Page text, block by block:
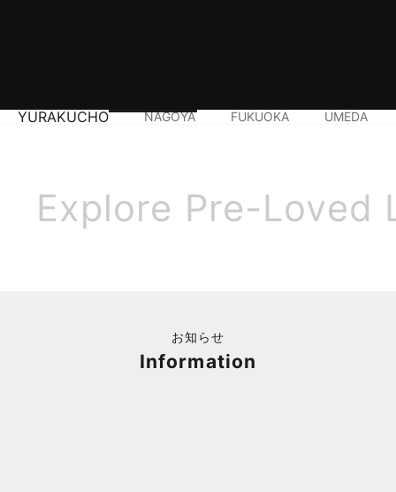
YURAKUCHO NAGOYA FUKUOKA UMEDA
Explore Pre-Loved
お知らせ
Information